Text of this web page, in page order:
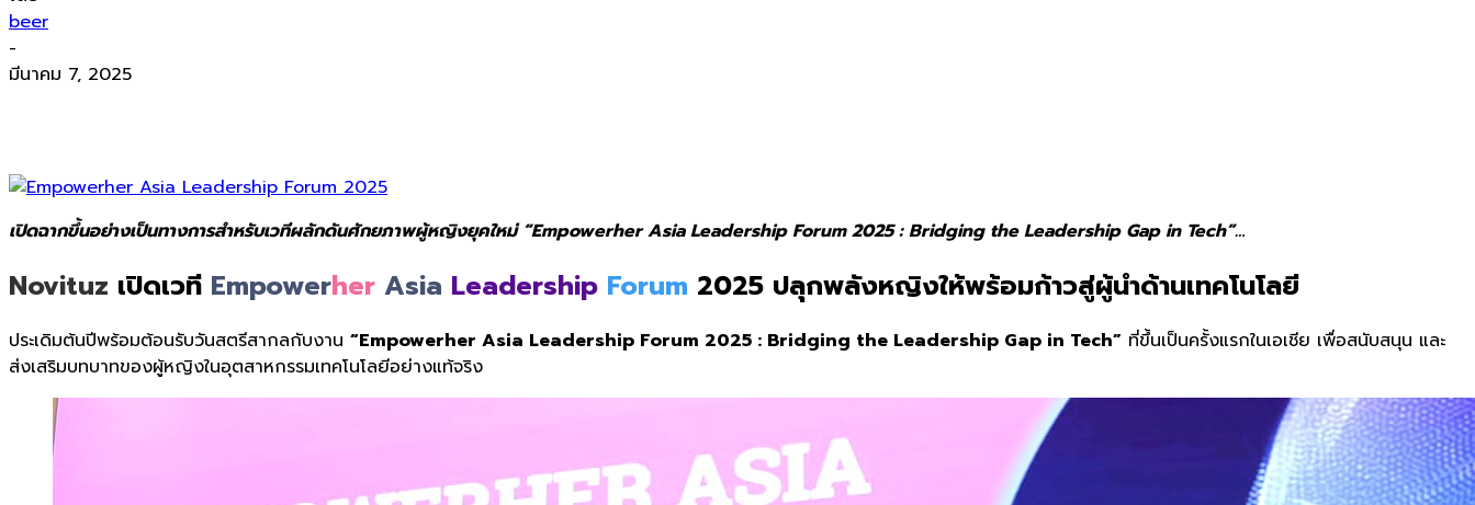
beer
-
มีนาคม 7, 2025
เปิดฉากขึ้นอย่างเป็นทางการสำหรับเวทีผลักดันศักยภาพผู้หญิงยุคใหม่ “Empowerher Asia Leadership Forum 2025 : Bridging the Leadership Gap in Tech”…
Novituz เปิดเวที Empowerher Asia Leadership Forum 2025 ปลุกพลังหญิงให้พร้อมก้าวสู่ผู้นำด้านเทคโนโลยี
ประเดิมต้นปีพร้อมต้อนรับวันสตรีสากลกับงาน “Empowerher Asia Leadership Forum 2025 : Bridging the Leadership Gap in Tech” ที่ขึ้นเป็นครั้งแรกในเอเชีย เพื่อสนับสนุน และ
ส่งเสริมบทบาทของผู้หญิงในอุตสาหกรรมเทคโนโลยีอย่างแท้จริง